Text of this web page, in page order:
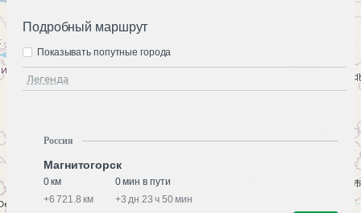
Подробный маршрут
Легенда
Показывать попутные города
Россия
Магнитогорск
0 км
0 мин в пути
+6 721.8 км +3 дн 23 ч 50 мин